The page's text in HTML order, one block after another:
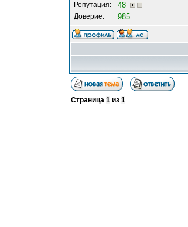
Репутация:
48
Доверие: 985
Страница 1 из 1